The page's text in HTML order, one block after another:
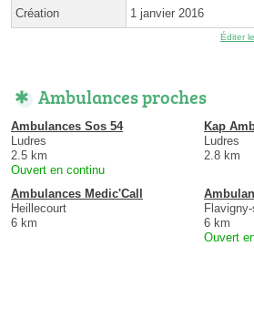
Création 1 janvier 2016
Éditer
Ambulances proches
Ambulances Sos 54
Ludres
2.5 km
Ouvert en continu
Kap
Ludres
2.8 km
Ambulances Medic'Call
Heillecourt
6 km
6 km
Ouvert